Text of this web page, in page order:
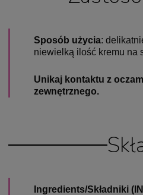
Sposób użycia:
niewielką ilość kremu na
Unikaj kontaktu z
zewnętrznego.
Ingredients/Składniki